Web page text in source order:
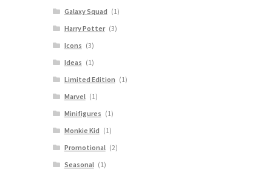
Galaxy Squad (1)
Harry Potter (3)
Icons (3)
Ideas (1)
Limited Edition (1)
Marvel (1)
Minifigures (1)
Monkie Kid (1)
Promotional (2)
Seasonal (1)